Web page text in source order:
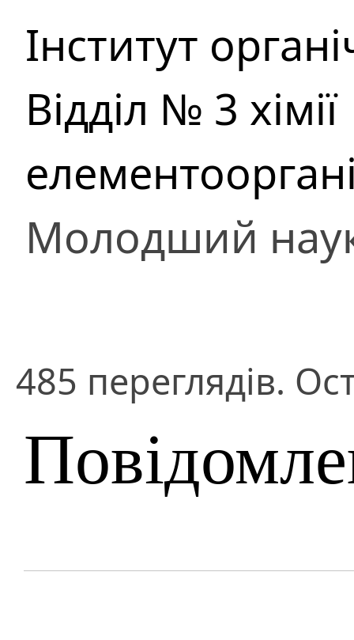
Інститут
Відділ № 3 хімії
Молодший
485 переглядів.